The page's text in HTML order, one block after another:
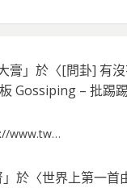
膏 」於〈[問卦] 有
Gossiping – 批踢
www.tw…
」於〈世界上第一首